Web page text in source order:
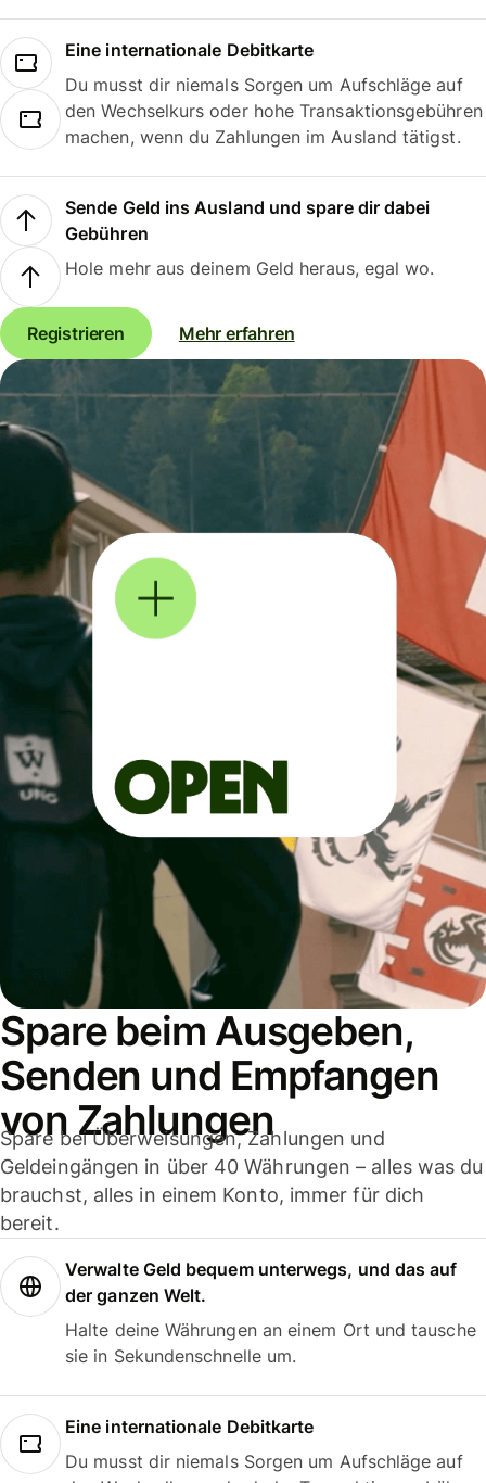
Eine internationale Debitkarte
Du musst dir niemals Sorgen um Aufschläge auf
den Wechselkurs oder hohe Transaktionsgebühren
machen, wenn du Zahlungen im Ausland tätigst.
Sende Geld ins Ausland und spare dir dabei
Gebühren
Hole mehr aus deinem Geld heraus, egal wo.
Registrieren Mehr erfahren
Spare beim Ausgeben,
Senden und Empfangen
von Zahlungen
Spare bei Überweisungen, Zahlungen und
Geldeingängen in über 40 Währungen – alles was du
brauchst, alles in einem Konto, immer für dich
bereit.
Verwalte Geld bequem unterwegs, und das auf
der ganzen Welt.
Halte deine Währungen an einem Ort und tausche
sie in Sekundenschnelle um.
Eine internationale Debitkarte
Du musst dir niemals Sorgen um Aufschläge auf